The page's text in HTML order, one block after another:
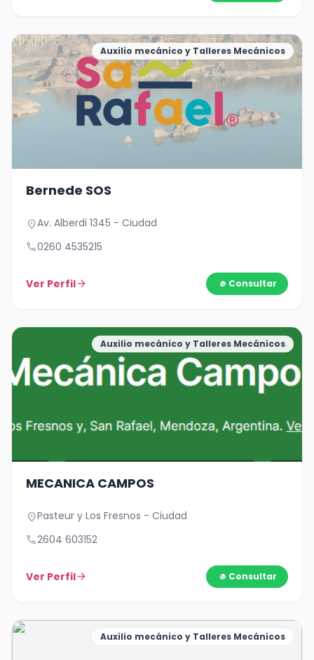
Auxilio mecánico y Talleres Mecánicos
Bernede SOS
location_onAv. Alberdi 1345 - Ciudad
call0260 4535215
Ver Perfilarrow_forward Consultar
Auxilio mecánico y Talleres Mecánicos
MECANICA CAMPOS
location_onPasteur y Los Fresnos - Ciudad
call2604 603152
Ver Perfilarrow_forward Consultar
Auxilio mecánico y Talleres Mecánicos